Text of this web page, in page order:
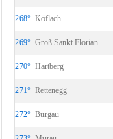
268° Köflach
269° Groß Sankt Florian
270° Hartberg
271° Rettenegg
272° Burgau